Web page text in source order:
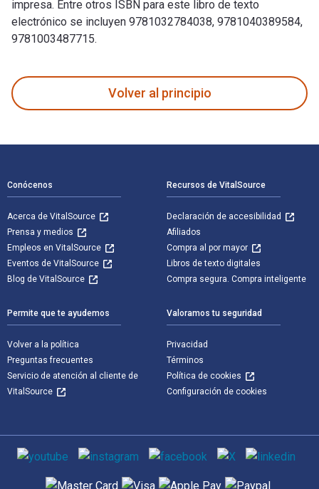
impresa. Entre otros ISBN para este libro de texto
electrónico se incluyen 9781032784038, 9781040389584,
9781003487715.
Volver al principio
Conócenos
Acerca de VitalSource
Prensa y medios
Empleos en VitalSource
Eventos de VitalSource
Blog de VitalSource
Recursos de VitalSource
Declaración de accesibilidad
Afiliados
Compra al por mayor
Libros de texto digitales
Compra segura. Compra inteligente
Permite que te ayudemos
Volver a la política
Preguntas frecuentes
Servicio de atención al cliente de
VitalSource
Valoramos tu seguridad
Privacidad
Términos
Política de cookies
Configuración de cookies
Medios de comunicación social
Métodos de pago admitidos